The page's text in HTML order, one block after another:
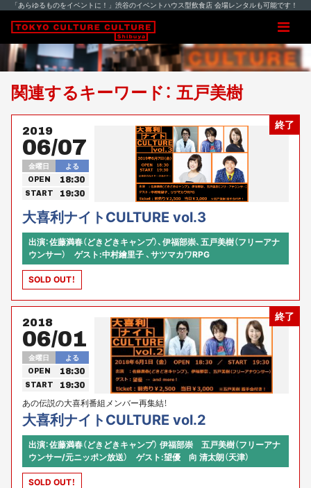
「あらゆるものをイベントに！」渋谷のイベントハウス型飲食店 会場レンタルも可能です！
関連するキーワード： 五戸美樹
終了
2019
06/07
金曜日 よる
OPEN 18:30
START 19:30
大喜利ナイトCULTURE vol.3
出演：佐藤満春（どきどきキャンプ）、伊福部崇、五戸美樹（フリーアナ
ウンサー） ゲスト:中村繪里子 、サツマカワRPG
SOLD OUT！
終了
2018
06/01
金曜日 よる
OPEN 18:30
START 19:30
あの伝説の大喜利番組メンバー再集結！
大喜利ナイトCULTURE vol.2
出演：佐藤満春（どきどきキャンプ） 伊福部崇 五戸美樹（フリーアナ
ウンサー/元ニッポン放送） ゲスト:望優 向 清太朗（天津）
SOLD OUT！